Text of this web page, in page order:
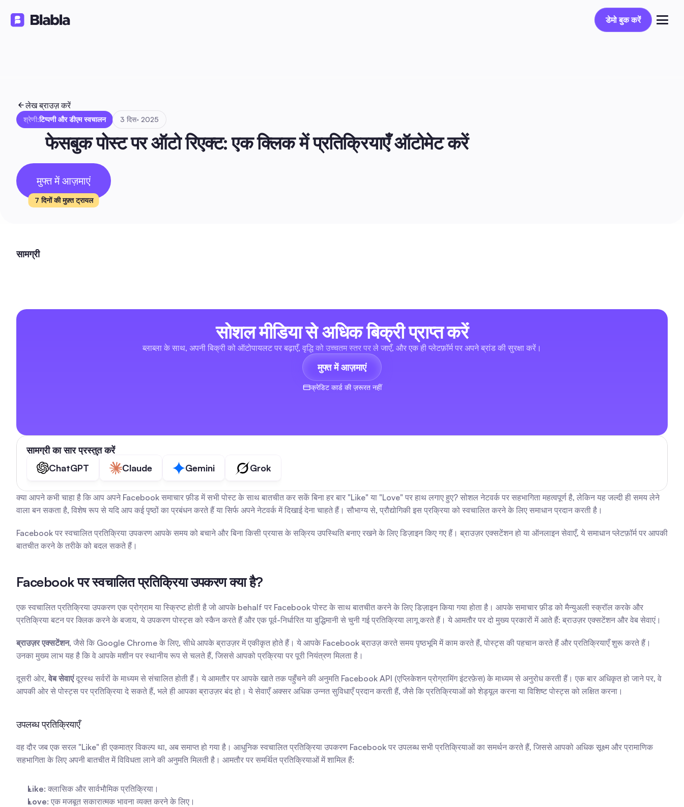
डेमो बुक करें
डेमो बुक करें
लेख ब्राउज़ करें
श्रेणी:टिप्पणी और डीएम स्वचालन 3 दिस॰ 2025
फेसबुक पोस्ट पर ऑटो रिएक्ट: एक क्लिक में प्रतिक्रियाएँ ऑटोमेट करें
मुफ्त में आज़माएं
7 दिनों की मुफ़्त ट्रायल
सामग्री
सामग्री का सार प्रस्तुत करें
ChatGPT
Claude Gemini Grok
क्या आपने कभी चाहा है कि आप अपने Facebook समाचार फ़ीड में सभी पोस्ट के साथ बातचीत कर सकें बिना हर बार "Like" या "Love" पर हाथ लगाए हुए? सोशल नेटवर्क पर सहभागिता महत्वपूर्ण है, लेकिन यह जल्दी ही समय लेने
वाला बन सकता है, विशेष रूप से यदि आप कई पृष्ठों का प्रबंधन करते हैं या सिर्फ अपने नेटवर्क में दिखाई देना चाहते हैं। सौभाग्य से, प्रौद्योगिकी इस प्रक्रिया को स्वचालित करने के लिए समाधान प्रदान करती है।
Facebook पर स्वचालित प्रतिक्रिया उपकरण आपके समय को बचाने और बिना किसी प्रयास के सक्रिय उपस्थिति बनाए रखने के लिए डिज़ाइन किए गए हैं। ब्राउज़र एक्सटेंशन हो या ऑनलाइन सेवाएँ, ये समाधान प्लेटफ़ॉर्म पर आपकी
बातचीत करने के तरीके को बदल सकते हैं।
Facebook पर स्वचालित प्रतिक्रिया उपकरण क्या है?
एक स्वचालित प्रतिक्रिया उपकरण एक प्रोग्राम या स्क्रिप्ट होती है जो आपके behalf पर Facebook पोस्ट के साथ बातचीत करने के लिए डिज़ाइन किया गया होता है। आपके समाचार फ़ीड को मैन्युअली स्क्रॉल करके और
प्रतिक्रिया बटन पर क्लिक करने के बजाय, ये उपकरण पोस्ट्स को स्कैन करते हैं और एक पूर्व-निर्धारित या बुद्धिमानी से चुनी गई प्रतिक्रिया लागू करते हैं। ये आमतौर पर दो मुख्य प्रकारों में आते हैं: ब्राउज़र एक्सटेंशन और वेब सेवाएं।
ब्राउज़र एक्सटेंशन, जैसे कि Google Chrome के लिए, सीधे आपके ब्राउज़र में एकीकृत होते हैं। ये आपके Facebook ब्राउज़ करते समय पृष्ठभूमि में काम करते हैं, पोस्ट्स की पहचान करते हैं और प्रतिक्रियाएँ शुरू करते हैं।
उनका मुख्य लाभ यह है कि वे आपके मशीन पर स्थानीय रूप से चलते हैं, जिससे आपको प्रक्रिया पर पूरी नियंत्रण मिलता है।
दूसरी ओर, वेब सेवाएं दूरस्थ सर्वरों के माध्यम से संचालित होती हैं। ये आमतौर पर आपके खाते तक पहुँचने की अनुमति Facebook API (एप्लिकेशन प्रोग्रामिंग इंटरफ़ेस) के माध्यम से अनुरोध करती हैं। एक बार अधिकृत हो जाने पर, वे
आपकी ओर से पोस्ट्स पर प्रतिक्रिया दे सकते हैं, भले ही आपका ब्राउज़र बंद हो। ये सेवाएँ अक्सर अधिक उन्नत सुविधाएँ प्रदान करती हैं, जैसे कि प्रतिक्रियाओं को शेड्यूल करना या विशिष्ट पोस्ट्स को लक्षित करना।
उपलब्ध प्रतिक्रियाएँ
वह दौर जब एक सरल "Like" ही एकमात्र विकल्प था, अब समाप्त हो गया है। आधुनिक स्वचालित प्रतिक्रिया उपकरण Facebook पर उपलब्ध सभी प्रतिक्रियाओं का समर्थन करते हैं, जिससे आपको अधिक सूक्ष्म और प्रामाणिक
सहभागिता के लिए अपनी बातचीत में विविधता लाने की अनुमति मिलती है। आमतौर पर समर्थित प्रतिक्रियाओं में शामिल हैं:
Like: क्लासिक और सार्वभौमिक प्रतिक्रिया।
Love: एक मजबूत सकारात्मक भावना व्यक्त करने के लिए।
सोशल मीडिया से अधिक बिक्री प्राप्त करें
ब्लाब्ला के साथ, अपनी बिक्री को ऑटोपायलट पर बढ़ाएँ, वृद्धि को उच्चतम स्तर पर ले जाएँ, और एक ही प्लेटफ़ॉर्म पर अपने ब्रांड की सुरक्षा करें।
मुफ्त में आज़माएं
क्रेडिट कार्ड की ज़रूरत नहीं